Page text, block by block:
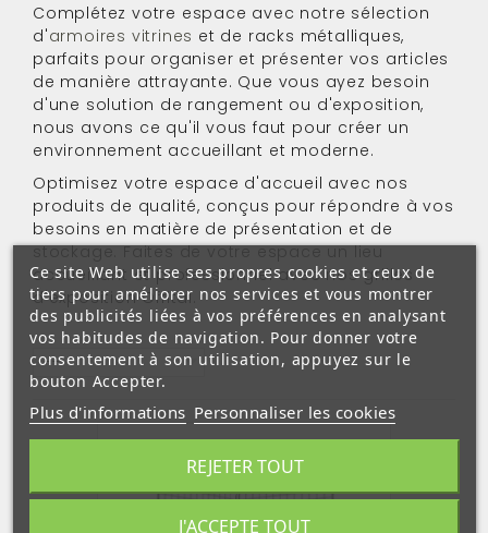
Complétez votre espace avec notre sélection
d'armoires vitrines et de racks métalliques,
parfaits pour organiser et présenter vos articles
de manière attrayante. Que vous ayez besoin
d'une solution de rangement ou d'exposition,
nous avons ce qu'il vous faut pour créer un
environnement accueillant et moderne.
Optimisez votre espace d'accueil avec nos
produits de qualité, conçus pour répondre à vos
besoins en matière de présentation et de
stockage. Faites de votre espace un lieu
accueillant et professionnel avec nos grilles
d'exposition Offital.
--
Ce site Web utilise ses propres cookies et ceux de
tiers pour améliorer nos services et vous montrer
des publicités liées à vos préférences en analysant
vos habitudes de navigation. Pour donner votre
consentement à son utilisation, appuyez sur le
bouton Accepter.
Plus d'informations Personnaliser les cookies
REJETER TOUT
J'ACCEPTE TOUT